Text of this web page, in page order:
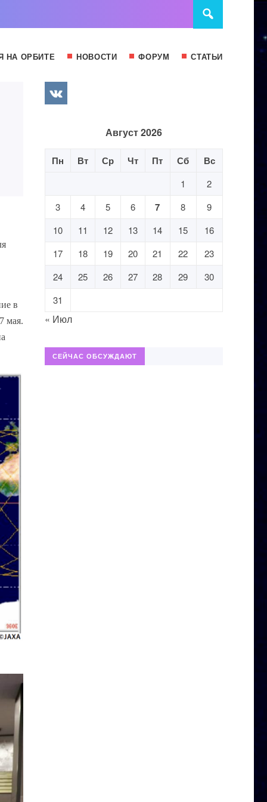
НА ОРБИТЕ НОВОСТИ ФОРУМ СТАТЬИ
в
мая.
Август 2026
Пн Вт Ср Чт Пт Сб Вс
1
2
3
4 5 6 7 8
9
10
11 12 13 14 15
16
17
18 19 20 21 22
23
24
25 26 27 28 29
30
31
« Июл
СЕЙЧАС ОБСУЖДАЮТ